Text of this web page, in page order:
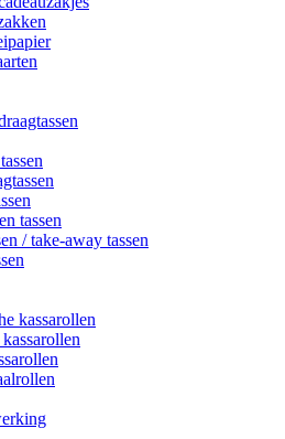
tassen
/ take-away tassen
kassarollen